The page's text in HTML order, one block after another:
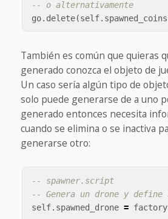
-- o alternativamente
go. delete(self. spawned_coins
También es común que quieras
generado conozca el objeto de
Un caso sería algún tipo de
solo puede generarse de a uno
generado entonces necesita
cuando se elimina o se inactiva
generarse otro:
-- spawner.script
-- Genera un drone y define
self. spawned_drone = factory